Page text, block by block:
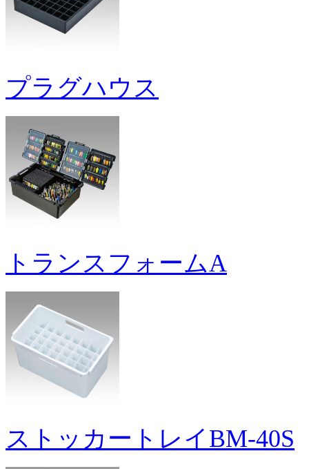
プラグハウス
トランスフォームA
ストッカートレイBM-40S